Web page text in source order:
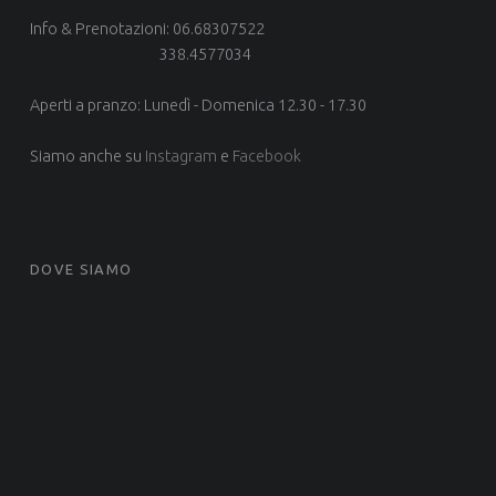
Info & Prenotazioni: 06.68307522
338.4577034
Aperti a pranzo: Lunedì - Domenica 12.30 - 17.30
Siamo anche su Instagram e Facebook
DOVE SIAMO